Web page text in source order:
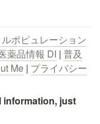
ポピュレーション
薬品情報 DI | 普及
Me | プライバシー
information, just